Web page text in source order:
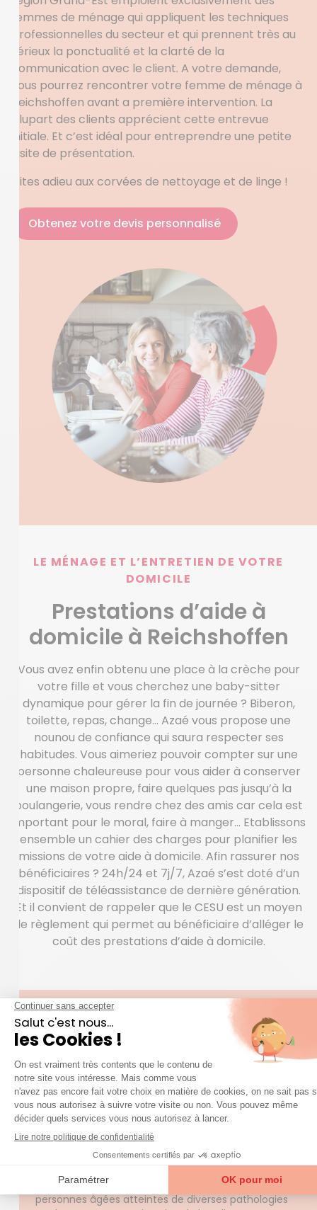
femmes de ménage qui appliquent les techniques
professionnelles du secteur et qui prennent très au
sérieux la ponctualité et la clarté de la
communication avec le client. A votre demande,
vous pourrez rencontrer votre femme de ménage à
Reichshoffen avant a première intervention. La
plupart des clients apprécient cette entrevue
initiale. Et c’est idéal pour entreprendre une petite
visite de présentation.
Dites adieu aux corvées de nettoyage et de linge !
Obtenez votre devis personnalisé
LE MÉNAGE ET L’ENTRETIEN DE VOTRE
DOMICILE
Prestations d’aide à
domicile à Reichshoffen
Vous avez enfin obtenu une place à la crèche pour
votre fille et vous cherchez une baby-sitter
dynamique pour gérer la fin de journée ? Biberon,
toilette, repas, change… Azaé vous propose une
nounou de confiance qui saura respecter ses
habitudes. Vous aimeriez pouvoir compter sur une
personne chaleureuse pour vous aider à conserver
une maison propre, faire quelques pas jusqu’à la
boulangerie, vous rendre chez des amis car cela est
important pour le moral, faire à manger… Etablissons
ensemble un cahier des charges pour planifier les
missions de votre aide à domicile. Afin rassurer nos
bénéficiaires ? 24h/24 et 7j/7, Azaé s’est doté d’un
dispositif de téléassistance de dernière génération.
Et il convient de rappeler que le CESU est un moyen
de règlement qui permet au bénéficiaire d’alléger le
coût des prestations d’aide à domicile.
QUESTIONS FRÉQUENTES
Unequestion sur nos services ?
Accéder à la FAQ Trouver mon agence
Pour qui sont les prestations dites “d’aide à
domicile” ?
Nos services de maintien à domicile s’adressent
aux personnes souffrant d’une perte d’autonomie
continuer à vivre chez elles. Il peut s’agir de
personnes âgées atteintes de diverses pathologies